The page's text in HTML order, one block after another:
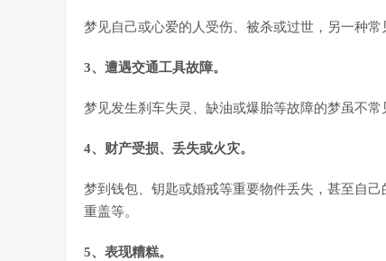
梦见自己或心爱的人受伤、被杀或过世，另一种
3、遭遇交通工具故障。
梦见发生刹车失灵、缺油或爆胎等故障的梦虽不
4、财产受损、丢失或火灾。
梦到钱包、钥匙或婚戒等重要物件丢失，甚至自
重盖等。
5、表现糟糕。